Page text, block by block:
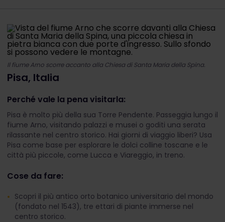
Il fiume Arno scorre accanto alla Chiesa di Santa Maria della Spina.
Pisa, Italia
Perché vale la pena visitarla:
Pisa è molto più della sua Torre Pendente. Passeggia lungo il
fiume Arno, visitando palazzi e musei o goditi una serata
rilassante nel centro storico. Hai giorni di viaggio liberi? Usa
Pisa come base per esplorare le dolci colline toscane e le
città più piccole, come Lucca e Viareggio, in treno.
Cose da fare:
Scopri il più antico orto botanico universitario del mondo
(fondato nel 1543), tre ettari di piante immerse nel
centro storico.